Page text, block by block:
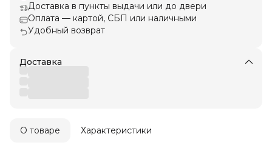
Доставка в пункты выдачи или до двери
Оплата — картой, СБП или наличными
Удобный возврат
Доставка
О товаре Характеристики